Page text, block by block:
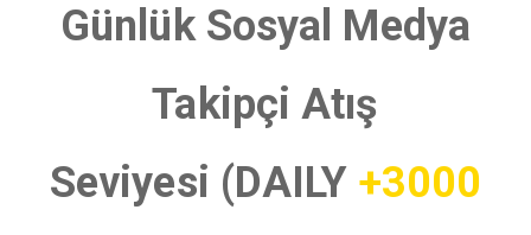
Günlük Sosyal Medya
Takipçi Atış
Seviyesi (DAILY +3000